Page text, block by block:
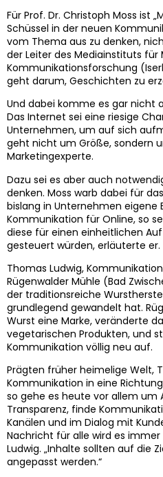
Für Prof. Dr. Christoph Moss ist
Schüssel in der neuen
vom Thema aus zu denken,
der Leiter des Mediainstituts für
Kommunikationsforschung
geht darum, Geschichten zu
Und dabei komme es gar nicht
Das Internet sei eine riesige
Unternehmen, um auf sich
geht nicht um Größe, sondern
Marketingexperte.
Dazu sei es aber auch
denken. Moss warb dabei für
bislang in Unternehmen eigene
Kommunikation für Online, so
diese für einen einheitlichen
gesteuert würden, erläuterte er.
Thomas Ludwig,
Rügenwalder Mühle (Bad
der traditionsreiche
grundlegend gewandelt hat.
Wurst eine Marke, veränderte
vegetarischen Produkten, und
Kommunikation völlig neu auf.
Prägten früher heimelige Welt,
Kommunikation in eine
so gehe es heute vor allem um
Transparenz, finde
Kanälen und im Dialog mit
Nachricht für alle wird es
Ludwig. „Inhalte sollten auf die
angepasst werden.“